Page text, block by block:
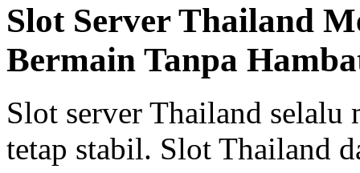
Slot Server Thailand
Bermain Tanpa
Slot server Thailand selalu
tetap stabil. Slot Thailand